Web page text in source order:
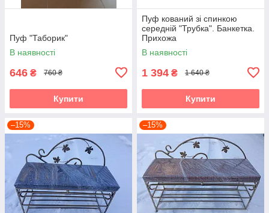
Пуф "Таборик"
В наявності
646 ₴ 760 ₴
Купити
Пуф кований зі спинкою
середній "Трубка". Банкетка.
Прихожа
В наявності
1 394 ₴ 1 640 ₴
Купити
–15% –15%